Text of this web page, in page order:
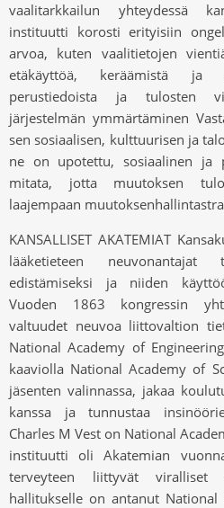
vaalitarkkailun yhteydessä
instituutti korosti erityisiin
arvoa, kuten vaalitietojen
etäkäyttöä, keräämistä ja
perustiedoista ja tulosten
järjestelmän ymmärtäminen
sen sosiaalisen, kulttuurisen ja
ne on upotettu, sosiaalinen ja
mitata, jotta muutoksen
laajempaan
KANSALLISET AKATEMIAT
lääketieteen
edistämiseksi ja niiden
Vuoden 1863 kongressin
valtuudet neuvoa liittovaltion
National Academy of
kaaviolla National Academy of
jäsenten valinnassa, jakaa
kanssa ja tunnustaa
Charles M Vest on National
instituutti oli Akatemian
terveyteen liittyvät
hallitukselle on antanut National